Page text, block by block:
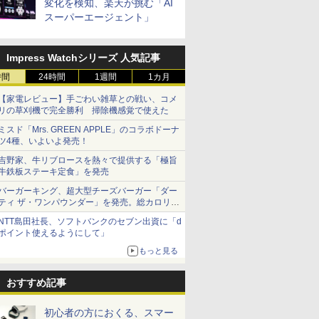
変化を検知、楽天が挑む「AI
スーパーエージェント」
Impress Watchシリーズ 人気記事
24時間 1週間 1カ月
家電レビュー】手ごわい雑草との戦い、コメ
の草刈機で完全勝利 掃除機感覚で使えた
スド「Mrs. GREEN APPLE」のコラボドーナ
4種、いよいよ発売！
野家、牛リブロースを熱々で提供する「極旨
鉄板ステーキ定食」を発売
ーガーキング、超大型チーズバーガー「ダー
ィ ザ・ワンパウンダー」を発売。総カロリー
1656kcal、総重量約527g！
島田社長、ソフトバンクのセブン出資に「d
イント使えるようにして」
もっと見る
おすすめ記事
初心者の方におくる、スマー